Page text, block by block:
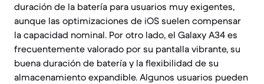
duración de la batería para usuarios muy exigentes,
aunque las optimizaciones de iOS suelen compensar
la capacidad nominal. Por otro lado, el Galaxy A34 es
frecuentemente valorado por su pantalla vibrante, su
buena duración de batería y la flexibilidad de su
almacenamiento expandible. Algunos usuarios pueden